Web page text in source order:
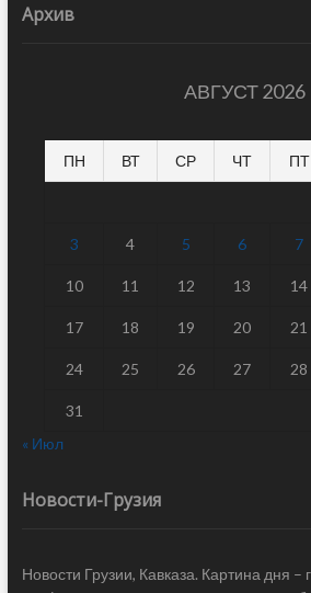
Архив
АВГУСТ 2026
ПН ВТ СР ЧТ ПТ
3 4 5 6 7
10 11 12 13 14
17 18 19 20 21
24 25 26 27 28
31
« Июл
Новости-Грузия
Новости Грузии, Кавказа. Картина дня –